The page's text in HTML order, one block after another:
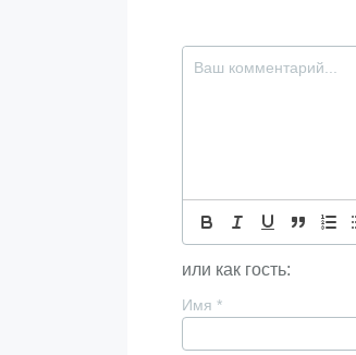
или как гость:
Имя *